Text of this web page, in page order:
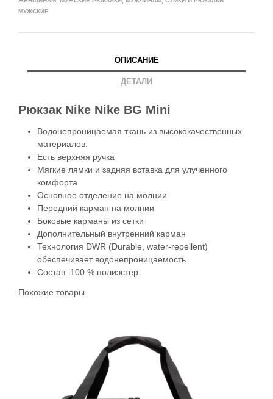
МУЖСКИЕ
ОПИСАНИЕ
ДЕТАЛИ
Рюкзак Nike Nike BG Mini
Водонепроницаемая ткань из высококачественных
материалов.
Есть верхняя ручка
Мягкие лямки и задняя вставка для улученного
комфорта
Основное отделение на молнии
Передний карман на молнии
Боковые карманы из сетки
Дополнительный внутренний карман
Технология DWR (Durable, water-repellent)
обеспечивает водонепроницаемость
Состав: 100 % полиэстер
Похожие товары